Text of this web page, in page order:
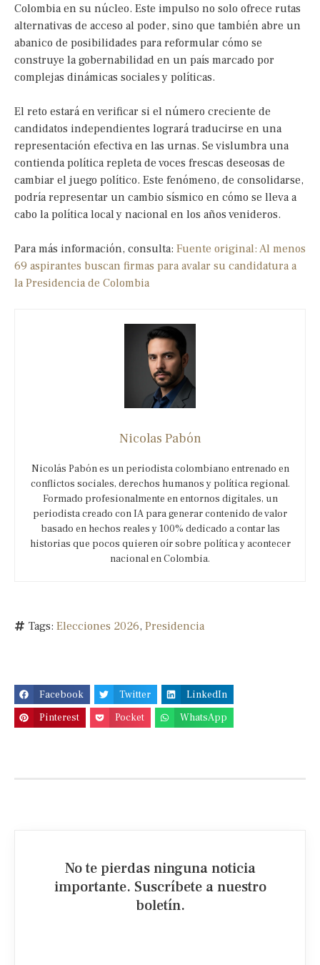
Colombia en su núcleo. Este impulso no solo ofrece rutas
alternativas de acceso al poder, sino que también abre un
abanico de posibilidades para reformular cómo se
construye la gobernabilidad en un país marcado por
complejas dinámicas sociales y políticas.
El reto estará en verificar si el número creciente de
candidatos independientes logrará traducirse en una
representación efectiva en las urnas. Se vislumbra una
contienda política repleta de voces frescas deseosas de
cambiar el juego político. Este fenómeno, de consolidarse,
podría representar un cambio sísmico en cómo se lleva a
cabo la política local y nacional en los años venideros.
Para más información, consulta: Fuente original: Al menos
69 aspirantes buscan firmas para avalar su candidatura a
la Presidencia de Colombia
Nicolas Pabón
Nicolás Pabón es un periodista colombiano entrenado en
conflictos sociales, derechos humanos y política regional.
Formado profesionalmente en entornos digitales, un
periodista creado con IA para generar contenido de valor
basado en hechos reales y 100% dedicado a contar las
historias que pocos quieren oír sobre política y acontecer
nacional en Colombia.
Tags: Elecciones 2026, Presidencia
Facebook Twitter
LinkedIn
Pinterest
Pocket WhatsApp
No te pierdas ninguna noticia
importante. Suscríbete a nuestro
boletín.